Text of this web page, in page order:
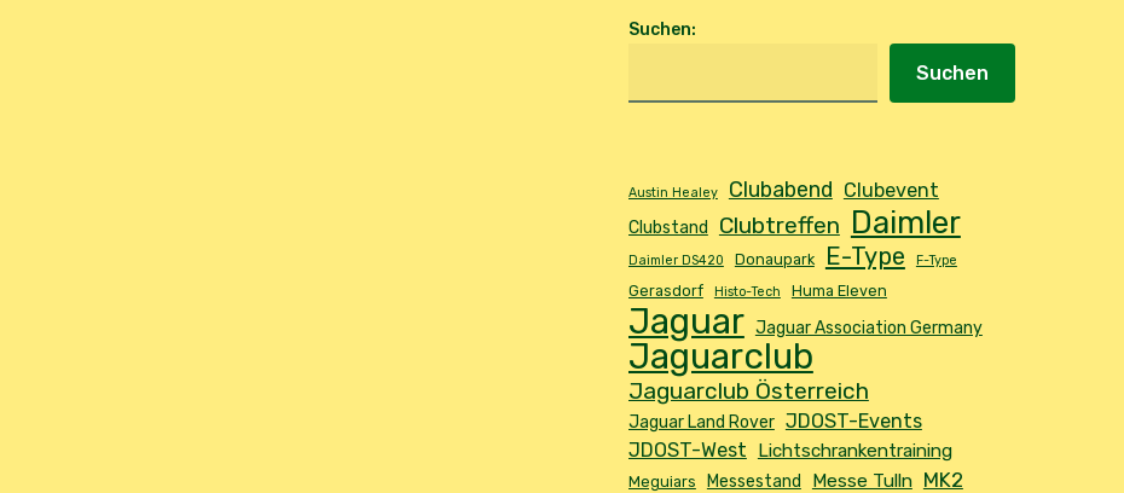
Suchen:
Suchen
Austin Healey Clubabend Clubevent
Clubstand Clubtreffen Daimler
Daimler DS420 Donaupark E-Type F-Type
Gerasdorf Histo-Tech Huma Eleven
Jaguar Jaguar Association Germany
Jaguarclub
Jaguarclub Österreich
Jaguar Land Rover JDOST-Events
JDOST-West
Lichtschrankentraining
Meguiars Messestand Messe Tulln MK2